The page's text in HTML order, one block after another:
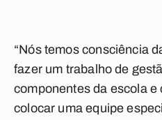
“Nós temos consciência
fazer um trabalho de
componentes da escola e
colocar uma equipe